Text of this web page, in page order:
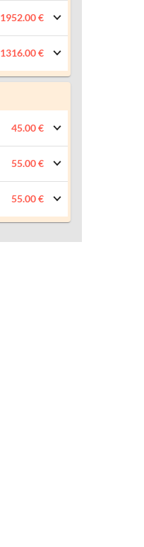
1952.00 €
1316.00 €
45.00 €
55.00 €
55.00 €